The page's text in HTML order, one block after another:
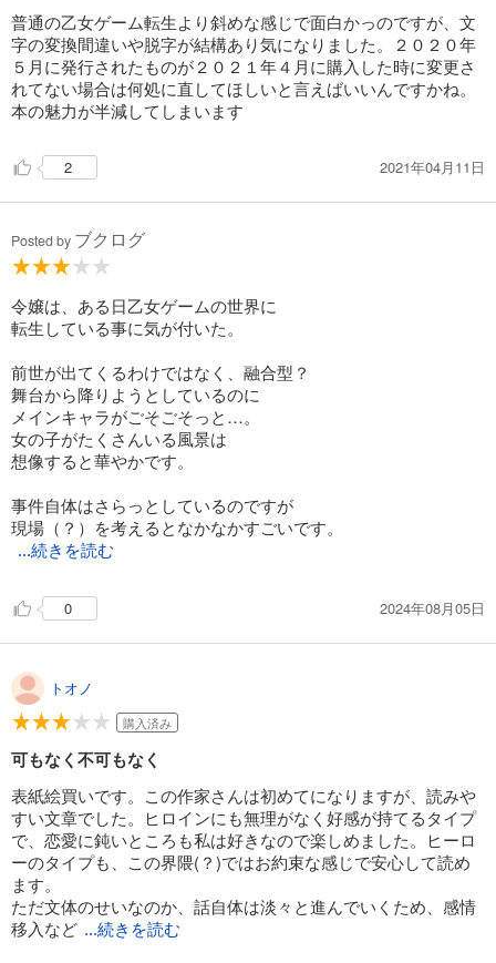
普通の乙女ゲーム転生より斜めな感じで面白かっのですが、文
字の変換間違いや脱字が結構あり気になりました。２０２０年
５月に発行されたものが２０２１年４月に購入した時に変更さ
れてない場合は何処に直してほしいと言えばいいんですかね。
本の魅力が半減してしまいます
2 2021年04月11日
Posted by ブクログ
令嬢は、ある日乙女ゲームの世界に
転生している事に気が付いた。
前世が出てくるわけではなく、融合型？
舞台から降りようとしているのに
メインキャラがごそごそっと…。
女の子がたくさんいる風景は
想像すると華やかです。
事件自体はさらっとしているのですが
現場（？）を考えるとなかなかすごいです。
...続きを読む
0 2024年08月05日
トオノ
購入済み
可もなく不可もなく
表紙絵買いです。この作家さんは初めてになりますが、読みや
すい文章でした。ヒロインにも無理がなく好感が持てるタイプ
で、恋愛に鈍いところも私は好きなので楽しめました。ヒーロ
ーのタイプも、この界隈(？)ではお約束な感じで安心して読め
ます。
ただ文体のせいなのか、話自体は淡々と進んでいくため、感情
移入など ...続きを読む